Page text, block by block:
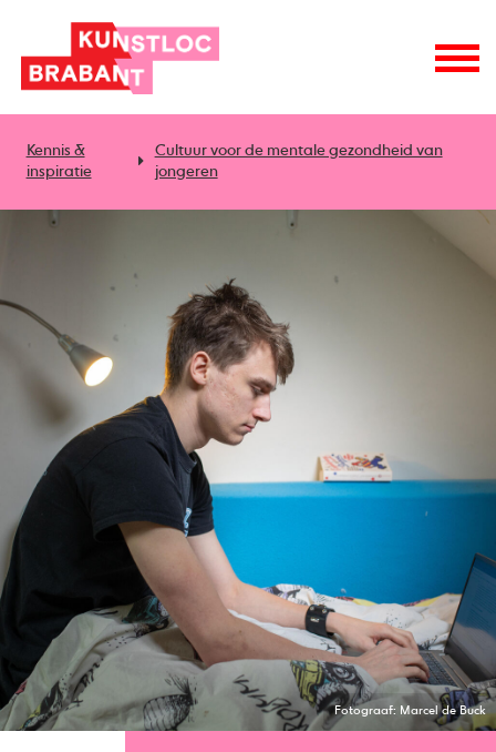
Kennis &
inspiratie
Cultuur voor de mentale gezondheid van
jongeren
Fotograaf: Marcel de Buck